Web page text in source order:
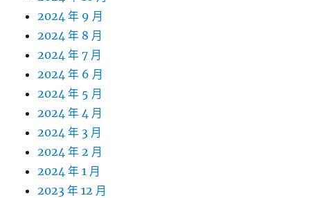
2024 年 9 月
2024 年 8 月
2024 年 7 月
2024 年 6 月
2024 年 5 月
2024 年 4 月
2024 年 3 月
2024 年 2 月
2024 年 1 月
2023 年 12 月